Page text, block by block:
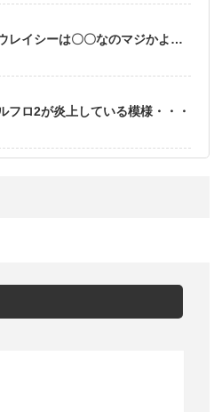
レイシーは〇〇なのマジかよ…
フロ2が炎上している模様・・・